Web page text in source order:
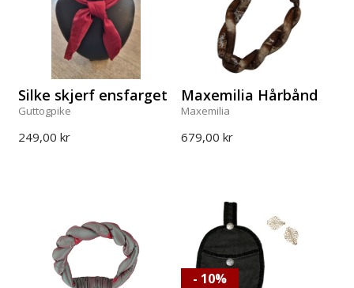
Silke skjerf ensfarget
Guttogpike
249,00 kr
Maxemilia Hårbånd
Maxemilia
679,00 kr
- 10%